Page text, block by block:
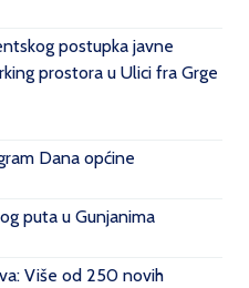
postupka javne
prostora u Ulici fra Grge
Dana općine
puta u Gunjanima
Više od 250 novih